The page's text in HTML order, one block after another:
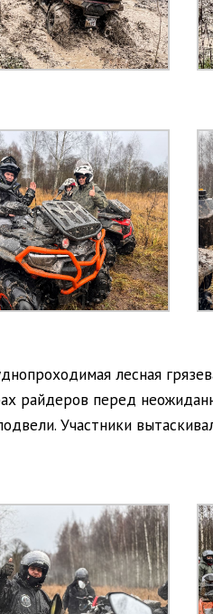
лесная
райдеров перед
Участники